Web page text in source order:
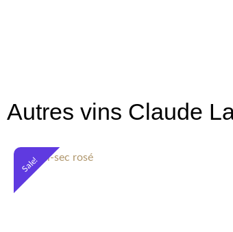
Autres vins Claude
Sale!